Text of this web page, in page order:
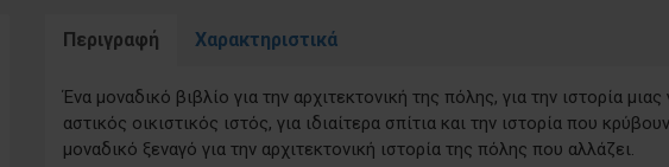
Περιγραφή Χαρακτηριστικά
Ένα μοναδικό βιβλίο για την αρχιτεκτονική της πόλης, για την ιστορία μιας
αστικός οικιστικός ιστός, για ιδιαίτερα σπίτια και την ιστορία που
μοναδικό ξεναγό για την αρχιτεκτονική ιστορία της πόλης που αλλάζει.